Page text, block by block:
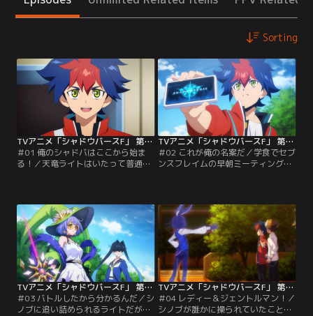
Sorting
TVアニメ「シャドウバースF」 第01話
＃01 俺のシャドバはここから始ま
る！／天竜ライトはいたって普通の
「シャドバ」の初心者であるライト
は、クラスメイトの真壁スバルに相
談し、「シャドバを本気でやるため
に」シャドバをやる部活「シャドバ
部」への入部を決める。そして、ラ
イトは…。
TVアニメ「シャドウバースF」 第02話
＃02 これが俺の名案だ／学食でセブ
ンスフレイムの早朝ミーティングが
るあまり、朝食を食べそこねてしま
う。授業を抜け出して再び学食を訪
れると、ある少女からパンを譲られ
る。彼女はシックスマジックの部
長・美鬼シノブだった。
TVアニメ「シャドウバースF」 第03話
＃03 バトルしたから分かるんだ／シ
ノブに追い詰められるライトだが、
TVアニメ「シャドウバースF」 第04話
＃04 レディー＆ジェントルマン！／
シノブが誰かに操られていたことを